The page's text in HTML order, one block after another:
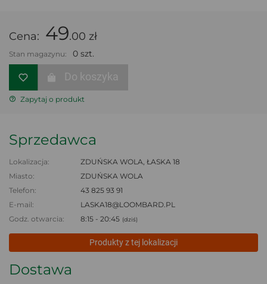
Cena: 49.00 zł
Stan magazynu: 0 szt.
Do koszyka
Zapytaj o produkt
Sprzedawca
Lokalizacja:
ZDUŃSKA WOLA, ŁASKA 18
Miasto:
ZDUŃSKA WOLA
Telefon:
43 825 93 91
E-mail:
LASKA18@LOOMBARD.PL
Godz. otwarcia:
8:15 - 20:45 (dziś)
Produkty z tej lokalizacji
Dostawa